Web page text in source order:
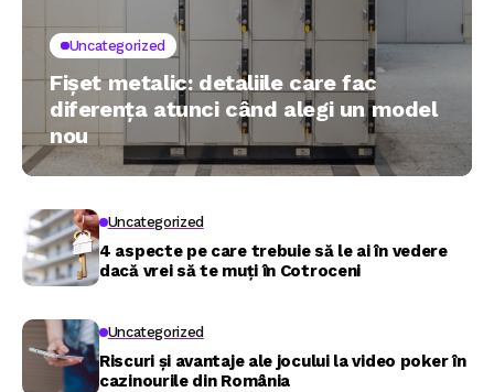
Uncategorized
Fișet metalic: detaliile care fac
diferența atunci când alegi un model
nou
Uncategorized
4 aspecte pe care trebuie să le ai în vedere
dacă vrei să te muți în Cotroceni
Uncategorized
Riscuri și avantaje ale jocului la video poker în
cazinourile din România